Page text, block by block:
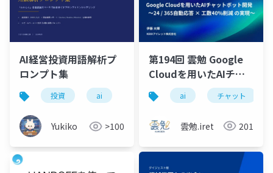
AI経営投資用語解析プ
ロンプト集
投資 ai
Yukiko >100
第194回 雲勉 Google
Cloudを用いたAIチャ
ットボット開発〜24 /
365自動応答 × 工数
40%削減 の実現〜
ai チャット
雲勉.iret 201